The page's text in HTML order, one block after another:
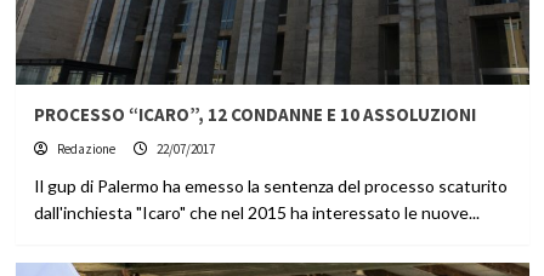
PROCESSO “ICARO”, 12 CONDANNE E 10 ASSOLUZIONI
Redazione 22/07/2017
Il gup di Palermo ha emesso la sentenza del processo scaturito
dall'inchiesta "Icaro" che nel 2015 ha interessato le nuove...